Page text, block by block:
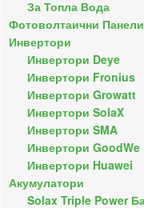
За Топла Вода
Фотоволтаични Панели
Инвертори
Инвертори Deye
Инвертори Fronius
Инвертори Growatt
Инвертори SolaX
Инвертори SMA
Инвертори GoodWe
Инвертори Huawei
Акумулатори
Solax Triple Power